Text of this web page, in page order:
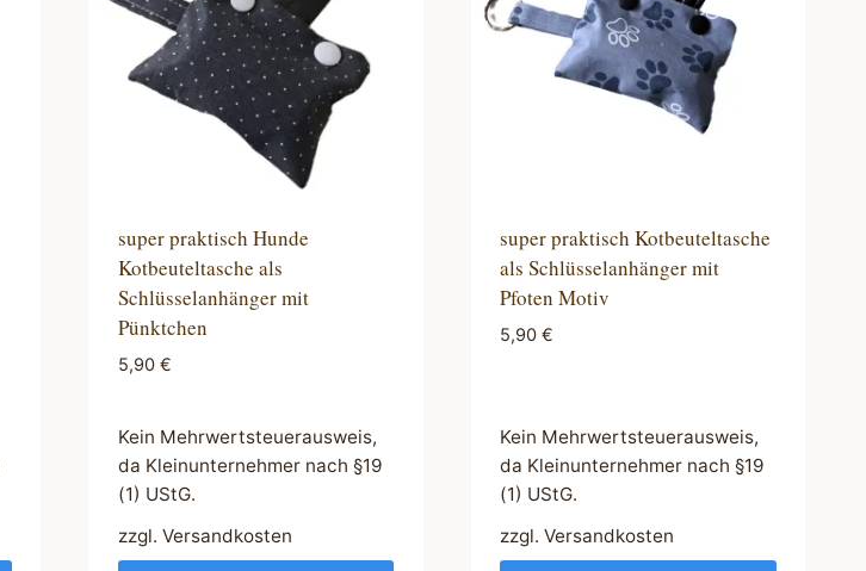
super praktisch Hunde
Kotbeuteltasche als
Schlüsselanhänger mit
Pünktchen
5,90 €
Kein Mehrwertsteuerausweis,
da Kleinunternehmer nach §19
(1) UStG.
zzgl. Versandkosten
super praktisch Kotbeuteltasche
als Schlüsselanhänger mit
Pfoten Motiv
5,90 €
Kein Mehrwertsteuerausweis,
da Kleinunternehmer nach §19
(1) UStG.
zzgl. Versandkosten